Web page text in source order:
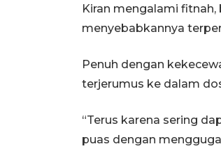
Kiran mengalami fitnah,
menyebabkannya
Penuh dengan
terjerumus ke dalam
“Terus karena sering
puas dengan